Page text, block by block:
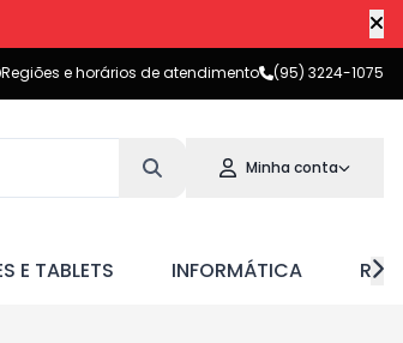
Regiões e horários de atendimento (95) 3224-1075
Minha conta
E TABLETS INFORMÁTICA REDE